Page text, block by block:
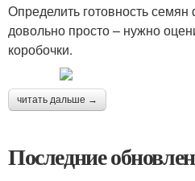
Определить готовность семян
довольно просто – нужно
коробочки.
читать дальше →
Последние